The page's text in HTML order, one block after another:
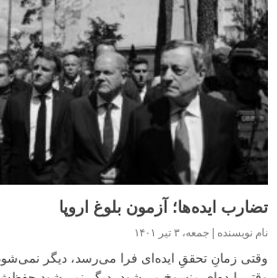
تضارب ایده‌ها؛ آزمون بلوغ اروپا
نام نویسنده جمعه، ۳ تیر ۱۴۰۱
وقتی زمانِ تحققِ ایده‌ای فرا می‌رسد، دیگر